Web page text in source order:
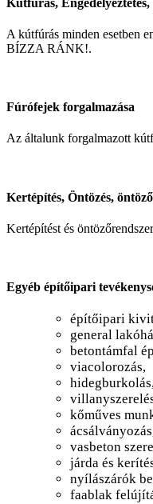
A kútfúrás minden esetben
BÍZZA RÁNK!.
Fúrófejek forgalmazása
Az általunk forgalmazott
Kertépítés, Öntözés,
Kertépítést és
Egyéb építőipari
építőipari
general
betontámfal
viacolorozás,
kőműves
vasbeton
járda és
nyílászárók
faablak